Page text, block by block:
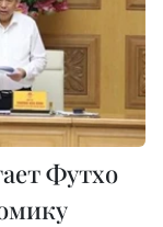
Футхо